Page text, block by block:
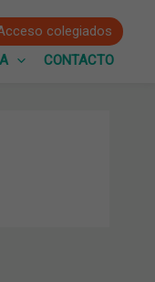
colegiados
CONTACTO